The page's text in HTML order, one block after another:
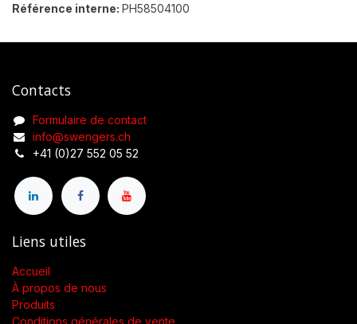
Référence interne: PH58504100
Contacts
Formulaire de contact
info@swengers.ch
+41 (0)27 552 05 52
Liens utiles
Accueil
À propos de nous
Produits
Conditions générales de vente